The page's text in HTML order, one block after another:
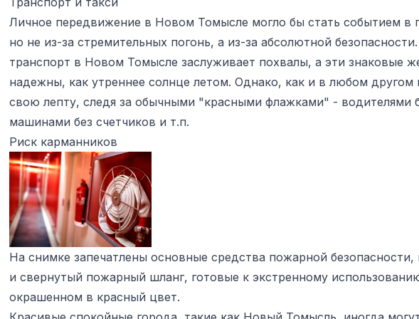
Личное передвижение в Новом Томысле могло бы стать событием в
но не из-за стремительных погонь, а из-за абсолютной
транспорт в Новом Томысле заслуживает похвалы, а эти знаковые
надежны, как утреннее солнце летом. Однако, как и в любом другом
свою лепту, следя за обычными "красными флажками" - водителями
машинами без счетчиков и т.п.
Риск карманников
На снимке запечатлены основные средства пожарной безопасности,
и свернутый пожарный шланг, готовые к экстренному
окрашенном в красный цвет.